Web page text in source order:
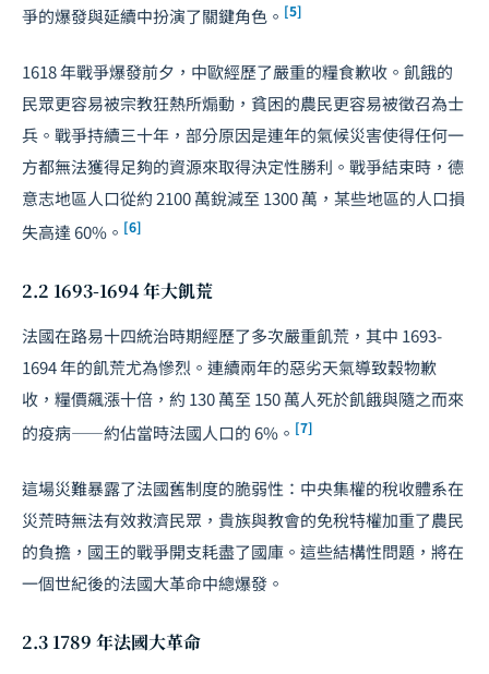
爭的爆發與延續中扮演了關鍵角色。 [5]
1618 年戰爭爆發前夕，中歐經歷了嚴重的糧食歉收。飢餓的
民眾更容易被宗教狂熱所煽動，貧困的農民更容易被徵召為士
兵。戰爭持續三十年，部分原因是連年的氣候災害使得任何一
方都無法獲得足夠的資源來取得決定性勝利。戰爭結束時，德
意志地區人口從約 2100 萬銳減至 1300 萬，某些地區的人口損
失高達 60%。 [6]
2.2 1693-1694 年大飢荒
法國在路易十四統治時期經歷了多次嚴重飢荒，其中 1693-
1694 年的飢荒尤為慘烈。連續兩年的惡劣天氣導致穀物歉
收，糧價飆漲十倍，約 130 萬至 150 萬人死於飢餓與隨之而來
的疫病——約佔當時法國人口的 6%。 [7]
這場災難暴露了法國舊制度的脆弱性：中央集權的稅收體系在
災荒時無法有效救濟民眾，貴族與教會的免稅特權加重了農民
的負擔，國王的戰爭開支耗盡了國庫。這些結構性問題，將在
一個世紀後的法國大革命中總爆發。
2.3 1789 年法國大革命